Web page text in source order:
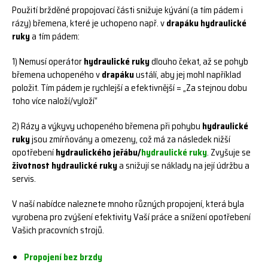
Použití bržděné propojovací části snižuje kývání (a tím pádem i
rázy) břemena, které je uchopeno např. vdrapáku hydraulické
rukya tím pádem:
1) Nemusí operátorhydraulické rukydlouho čekat, až se pohyb
břemena uchopeného vdrapákuustálí, aby jej mohl například
položit. Tím pádem je rychlejší a efektivnější = „Za stejnou dobu
toho více naloží/vyloží“
2) Rázy a výkyvy uchopeného břemena při pohybu hydraulické
rukyjsou zmírňovány a omezeny, což má za následek nižší
opotřebeníhydraulického jeřábu/hydraulické ruky. Zvyšuje se
životnost hydraulické rukya snižují se náklady na její údržbu a
servis.
V naší nabídce naleznete mnoho různých propojení, která byla
vyrobena pro zvýšení efektivity Vaší práce a snížení opotřebení
Vašich pracovních strojů.
Propojení bez brzdy